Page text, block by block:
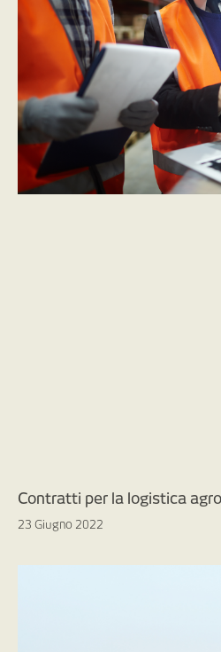
Contratti per la logistica
23 Giugno 2022